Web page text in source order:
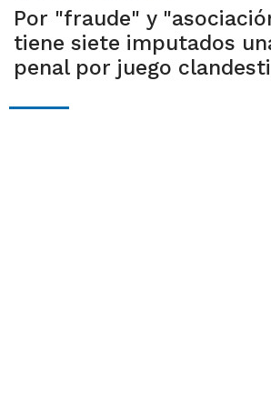
Por "fraude" y
tiene siete imputados
penal por juego